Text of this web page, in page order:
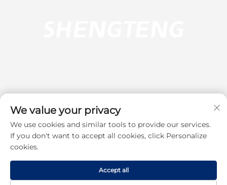
Abonați-vă
Drepturi de autor © 2025 Dongguan Shengteng Plastic Hardware
Products Co., Ltd. Toate drepturile rezervate.
We value your privacy
We use cookies and similar tools to provide our services.
If you don't want to accept all cookies, click Personalize
cookies.
Accept all